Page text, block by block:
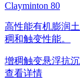
Clayminton 80
高性能有机膨润
稠和触变性能。
增稠触变悬浮抗
查看详情